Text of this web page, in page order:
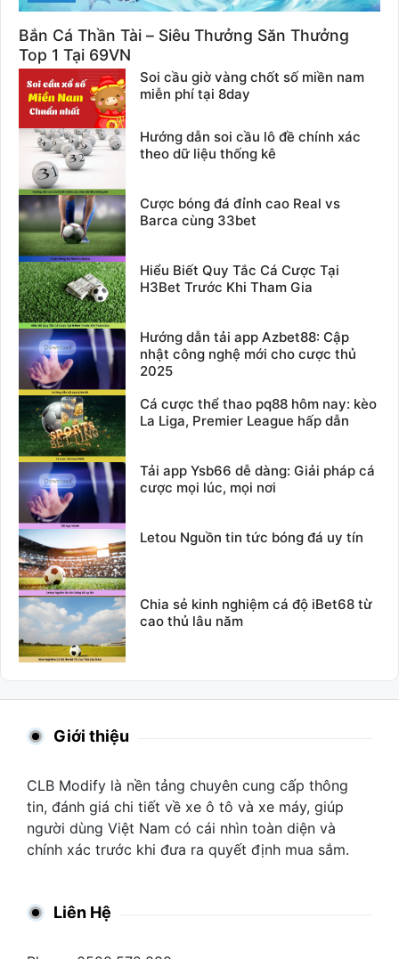
Bắn Cá Thần Tài – Siêu Thưởng Săn Thưởng
Top 1 Tại 69VN
Soi cầu giờ vàng chốt số miền nam
miễn phí tại 8day
Hướng dẫn soi cầu lô đề chính xác
theo dữ liệu thống kê
Cược bóng đá đỉnh cao Real vs
Barca cùng 33bet
Hiểu Biết Quy Tắc Cá Cược Tại
H3Bet Trước Khi Tham Gia
Hướng dẫn tải app Azbet88: Cập
nhật công nghệ mới cho cược thủ
2025
Cá cược thể thao pq88 hôm nay: kèo
La Liga, Premier League hấp dẫn
Tải app Ysb66 dễ dàng: Giải pháp cá
cược mọi lúc, mọi nơi
Letou Nguồn tin tức bóng đá uy tín
Chia sẻ kinh nghiệm cá độ iBet68 từ
cao thủ lâu năm
Giới thiệu
CLB Modify là nền tảng chuyên cung cấp thông
tin, đánh giá chi tiết về xe ô tô và xe máy, giúp
người dùng Việt Nam có cái nhìn toàn diện và
chính xác trước khi đưa ra quyết định mua sắm.
Liên Hệ